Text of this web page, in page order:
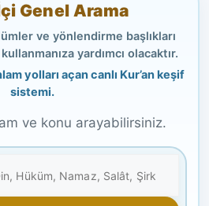
Genel Arama
ve yönlendirme başlıkları
yardımcı olacaktır.
yolları açan canlı Kur’an keşif
sistemi.
ve konu arayabilirsiniz.